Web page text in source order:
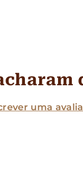
uma